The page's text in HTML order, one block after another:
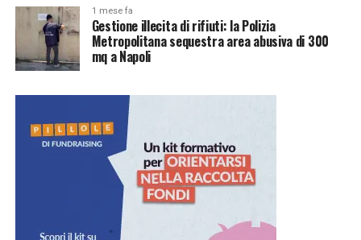
1 mese fa
Gestione illecita di rifiuti: la Polizia
Metropolitana sequestra area abusiva di 300
mq a Napoli